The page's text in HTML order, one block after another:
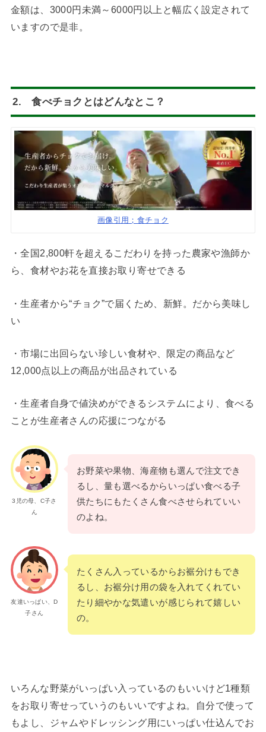
金額は、3000円未満～6000円以上と幅広く設定されて
いますので是非。
2. 食べチョクとはどんなとこ？
画像引用；食チョク
・全国2,800軒を超えるこだわりを持った農家や漁師か
ら、食材やお花を直接お取り寄せできる
・生産者から“チョク”で届くため、新鮮。だから美味し
い
・市場に出回らない珍しい食材や、限定の商品など
12,000点以上の商品が出品されている
・生産者自身で値決めができるシステムにより、食べる
ことが生産者さんの応援につながる
3児の母、C子さ
ん
お野菜や果物、海産物も選んで注文でき
るし、量も選べるからいっぱい食べる子
供たちにもたくさん食べさせられていい
のよね。
友達いっぱい、D
子さん
たくさん入っているからお裾分けもでき
るし、お裾分け用の袋を入れてくれてい
たり細やかな気遣いが感じられて嬉しい
の。
いろんな野菜がいっぱい入っているのもいいけど1種類
をお取り寄せっていうのもいいですよね。自分で使って
もよし、ジャムやドレッシング用にいっぱい仕込んでお